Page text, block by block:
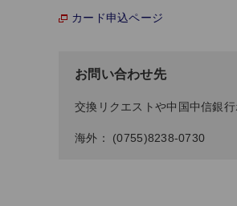
カード申込ページ
お問い合わせ先
交換リクエストや中国中信銀
海外： (0755)8238-0730